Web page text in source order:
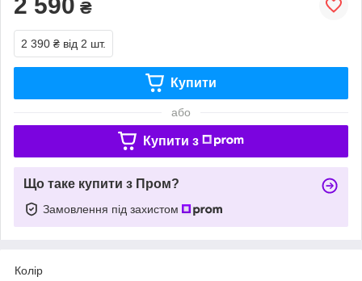
₴
2 390 ₴ від 2 шт.
Купити
або
Купити з
Що таке купити з Пром?
Замовлення під захистом
Колір